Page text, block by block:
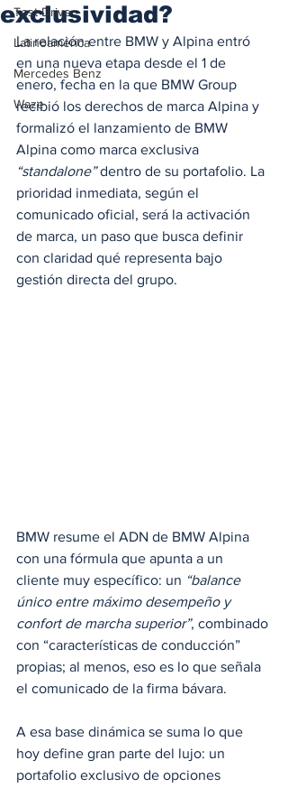
Test Drive
Latinoamérica
Mercedes Benz
Waze
exclusividad?
La relación entre BMW y Alpina entró
en una nueva etapa desde el 1 de
enero, fecha en la que BMW Group
recibió los derechos de marca Alpina y
formalizó el lanzamiento de BMW
Alpina como marca exclusiva
“standalone” dentro de su portafolio. La
prioridad inmediata, según el
comunicado oficial, será la activación
de marca, un paso que busca definir
con claridad qué representa bajo
gestión directa del grupo.
BMW resume el ADN de BMW Alpina
con una fórmula que apunta a un
cliente muy específico: un “balance
único entre máximo desempeño y
confort de marcha superior”, combinado
con “características de conducción”
propias; al menos, eso es lo que señala
el comunicado de la firma bávara.
A esa base dinámica se suma lo que
hoy define gran parte del lujo: un
portafolio exclusivo de opciones